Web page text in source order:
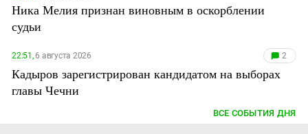
Ника Мелия признан виновным в оскорблении
судьи
22:51,6 августа 2026 2
Кадыров зарегистрирован кандидатом на выборах
главы Чечни
ВСЕ СОБЫТИЯ ДНЯ